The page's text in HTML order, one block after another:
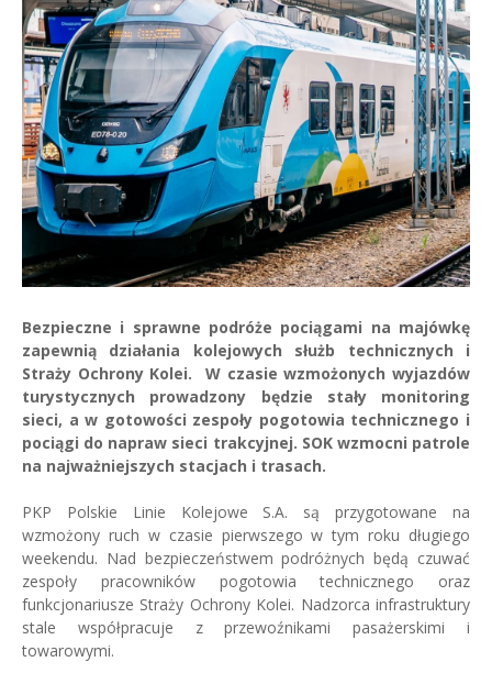
Bezpieczne i sprawne podróże pociągami na majówkę
zapewnią działania kolejowych służb technicznych i
Straży Ochrony Kolei.
W czasie wzmożonych wyjazdów
turystycznych prowadzony będzie stały monitoring
sieci, a w gotowości zespoły pogotowia technicznego i
pociągi do napraw sieci trakcyjnej. SOK wzmocni patrole
na najważniejszych stacjach i trasach.
PKP Polskie Linie Kolejowe S.A. są przygotowane na
wzmożony ruch w czasie pierwszego w tym roku długiego
weekendu. Nad bezpieczeństwem podróżnych będą czuwać
zespoły pracowników pogotowia technicznego oraz
funkcjonariusze Straży Ochrony Kolei. Nadzorca infrastruktury
stale współpracuje z przewoźnikami pasażerskimi i
towarowymi.